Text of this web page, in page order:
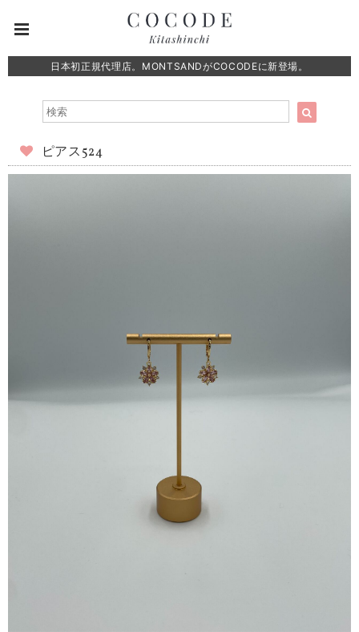
日本初正規代理店。MONTSANDがCOCODEに新登場。
ピアス524